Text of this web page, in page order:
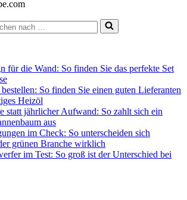
für die Wand: So finden Sie das perfekte Set
So finden Sie einen guten Lieferanten
Heizöl
statt jährlicher Aufwand: So zahlt sich ein
aus
im Check: So unterscheiden sich
grünen Branche wirklich
im Test: So groß ist der Unterschied bei